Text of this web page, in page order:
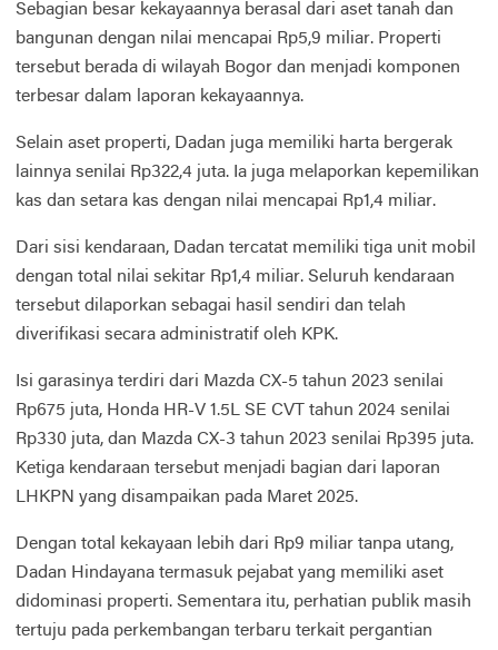
Sebagian besar kekayaannya berasal dari aset tanah dan
bangunan dengan nilai mencapai Rp5,9 miliar. Properti
tersebut berada di wilayah Bogor dan menjadi komponen
terbesar dalam laporan kekayaannya.
Selain aset properti, Dadan juga memiliki harta bergerak
lainnya senilai Rp322,4 juta. Ia juga melaporkan kepemilikan
kas dan setara kas dengan nilai mencapai Rp1,4 miliar.
Dari sisi kendaraan, Dadan tercatat memiliki tiga unit mobil
dengan total nilai sekitar Rp1,4 miliar. Seluruh kendaraan
tersebut dilaporkan sebagai hasil sendiri dan telah
diverifikasi secara administratif oleh KPK.
Isi garasinya terdiri dari Mazda CX-5 tahun 2023 senilai
Rp675 juta, Honda HR-V 1.5L SE CVT tahun 2024 senilai
Rp330 juta, dan Mazda CX-3 tahun 2023 senilai Rp395 juta.
Ketiga kendaraan tersebut menjadi bagian dari laporan
LHKPN yang disampaikan pada Maret 2025.
Dengan total kekayaan lebih dari Rp9 miliar tanpa utang,
Dadan Hindayana termasuk pejabat yang memiliki aset
didominasi properti. Sementara itu, perhatian publik masih
tertuju pada perkembangan terbaru terkait pergantian